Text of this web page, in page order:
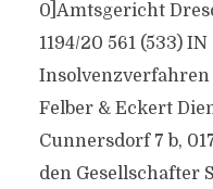
0]Amtsgericht
1194/20 561 (533)
Insolvenzverfahren
Felber & Eckert
Cunnersdorf 7 b,
den Gesellschafter